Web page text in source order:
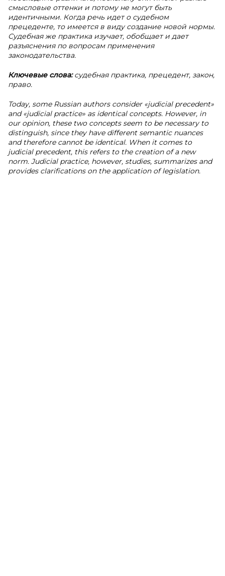
смысловые оттенки и потому не могут быть
идентичными. Когда речь идет о судебном
прецеденте, то имеется в виду создание новой нормы.
Судебная же практика изучает, обобщает и дает
разъяснения по вопросам применения
законодательства.
Ключевые слова:судебная практика, прецедент, закон,
право.
Today, some Russian authors consider «judicial precedent»
and «judicial practice» as identical concepts. However, in
our opinion, these two concepts seem to be necessary to
distinguish, since they have different semantic nuances
and therefore cannot be identical. When it comes to
judicial precedent, this refers to the creation of a new
norm. Judicial practice, however, studies, summarizes and
provides clarifications on the application of legislation.